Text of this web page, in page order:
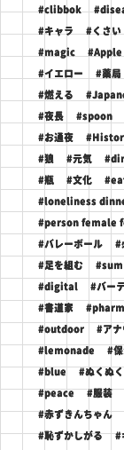
#clibbok
#キャラ #くさい
#magic #Apple
#イエロー #薬局
#燃える
#夜長 #spoon
#お通夜
#狼 #元気
#瓶 #文化
#loneliness
#person female
#バレーボール #
#足を組む
#digital #バー
#書道家
#outdoor #アナ
#lemonade #保
#blue #ぬくぬく
#peace #服装
#赤ずきんちゃん
#恥ずかしがる #